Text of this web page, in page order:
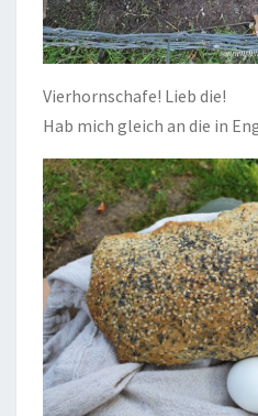
Vierhornschafe! Lieb die!
Hab mich gleich an die in